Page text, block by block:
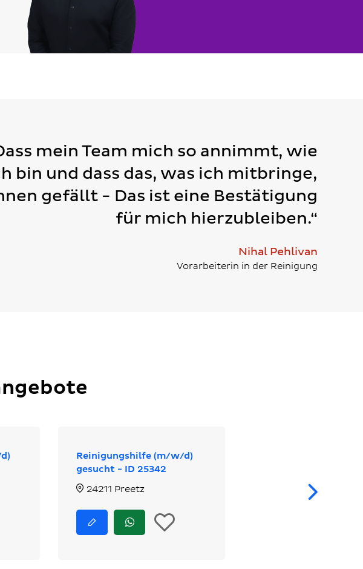
mein Team mich so annimmt, wie
bin und dass das, was ich mitbringe,
gefällt - Das ist eine Bestätigung
für mich hierzubleiben.“
Nihal Pehlivan
Vorarbeiterin in der Reinigung
Reinigungshilfe (m/w/d)
gesucht - ID 25342
24211 Preetz
Jetzt
bewerben
Jetzt
via
In